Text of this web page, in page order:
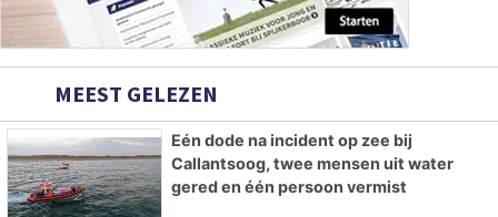
MEEST GELEZEN
Eén dode na incident op zee bij
Callantsoog, twee mensen uit water
gered en één persoon vermist